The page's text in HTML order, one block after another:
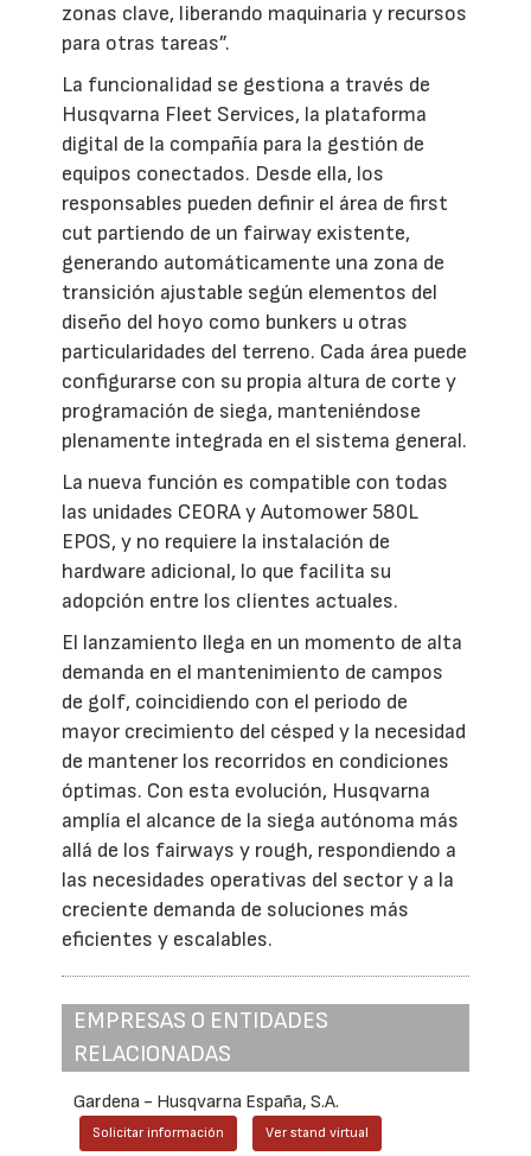
zonas clave, liberando maquinaria y recursos
para otras tareas”.
La funcionalidad se gestiona a través de
Husqvarna Fleet Services, la plataforma
digital de la compañía para la gestión de
equipos conectados. Desde ella, los
responsables pueden definir el área de first
cut partiendo de un fairway existente,
generando automáticamente una zona de
transición ajustable según elementos del
diseño del hoyo como bunkers u otras
particularidades del terreno. Cada área puede
configurarse con su propia altura de corte y
programación de siega, manteniéndose
plenamente integrada en el sistema general.
La nueva función es compatible con todas
las unidades CEORA y Automower 580L
EPOS, y no requiere la instalación de
hardware adicional, lo que facilita su
adopción entre los clientes actuales.
El lanzamiento llega en un momento de alta
demanda en el mantenimiento de campos
de golf, coincidiendo con el periodo de
mayor crecimiento del césped y la necesidad
de mantener los recorridos en condiciones
óptimas. Con esta evolución, Husqvarna
amplía el alcance de la siega autónoma más
allá de los fairways y rough, respondiendo a
las necesidades operativas del sector y a la
creciente demanda de soluciones más
eficientes y escalables.
EMPRESAS O ENTIDADES
RELACIONADAS
Gardena - Husqvarna España, S.A.
Solicitar información Ver stand virtual